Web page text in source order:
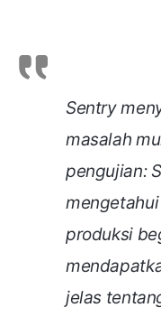
Sentry
masalah
pengujian:
produksi
jelas